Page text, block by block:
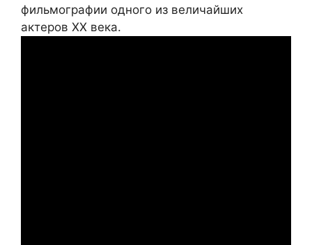
фильмографии одного из величайших
актеров XX века.